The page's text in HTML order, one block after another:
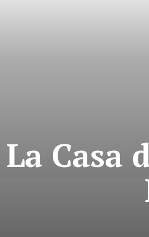
La Casa